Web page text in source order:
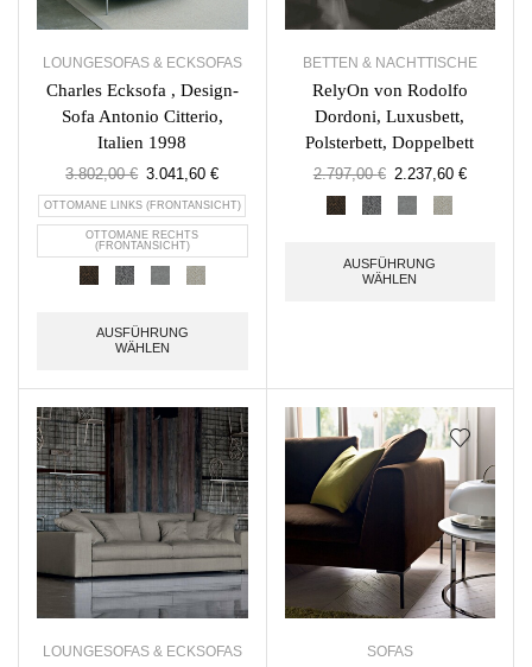
LOUNGESOFAS & ECKSOFAS
Charles Ecksofa , Design-
Sofa Antonio Citterio,
Italien 1998
3.802,00€ 3.041,60€
OTTOMANE LINKS (FRONTANSICHT)
OTTOMANE RECHTS
(FRONTANSICHT)
AUSFÜHRUNG
WÄHLEN
BETTEN & NACHTTISCHE
RelyOn von Rodolfo
Dordoni, Luxusbett,
Polsterbett, Doppelbett
2.797,00€ 2.237,60 €
AUSFÜHRUNG
WÄHLEN
LOUNGESOFAS & ECKSOFAS SOFAS